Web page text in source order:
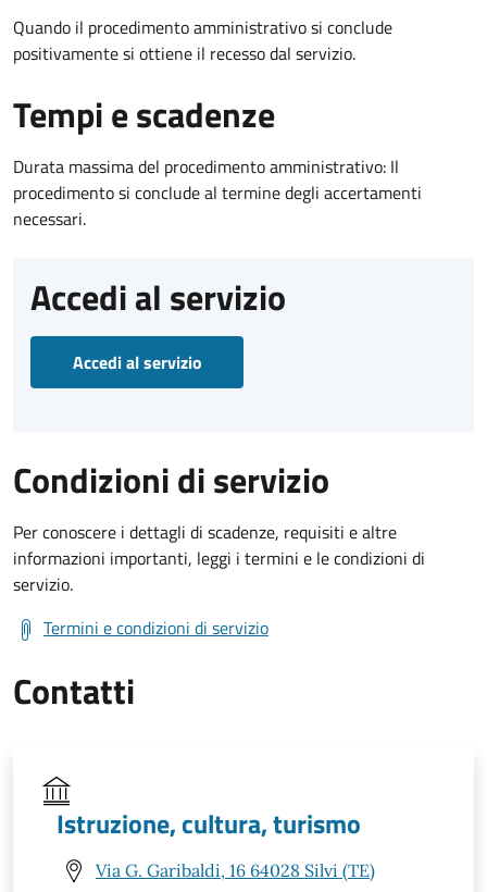
Quando il procedimento amministrativo si conclude
positivamente si ottiene il recesso dal servizio.
Tempi e scadenze
Durata massima del procedimento amministrativo: Il
procedimento si conclude al termine degli accertamenti
necessari.
Accedi al servizio
Accedi al servizio
Condizioni di servizio
Per conoscere i dettagli di scadenze, requisiti e altre
informazioni importanti, leggi i termini e le condizioni di
servizio.
Termini e condizioni di servizio
Contatti
Istruzione, cultura, turismo
Via G. Garibaldi, 16 64028 Silvi (TE)